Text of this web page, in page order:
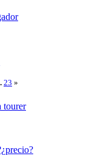
23 »
tourer